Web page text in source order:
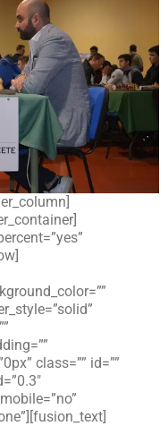
class=”” id=””